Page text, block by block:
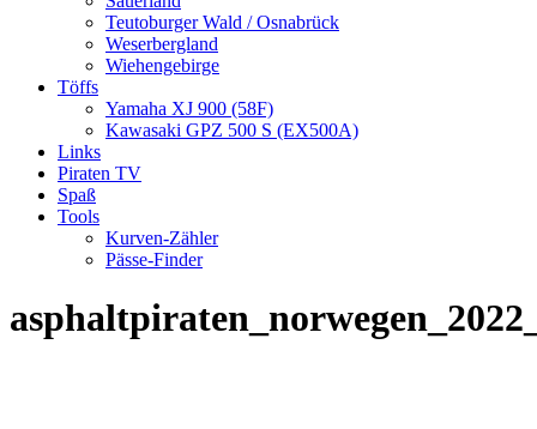
Teutoburger Wald / Osnabrück
Weserbergland
Wiehengebirge
Töffs
Yamaha XJ 900 (58F)
Kawasaki GPZ 500 S (EX500A)
Links
Piraten TV
Spaß
Tools
Kurven-Zähler
Pässe-Finder